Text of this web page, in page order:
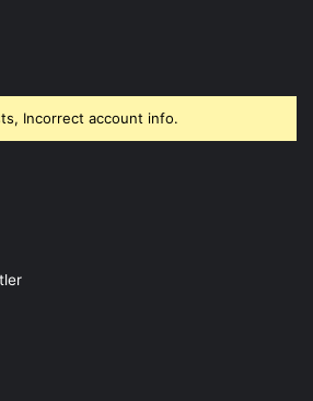
Incorrect account info.